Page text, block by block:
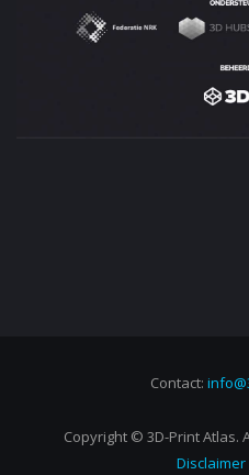
Contact:
Copyright © 3D-Print Atlas.
Disclaimer